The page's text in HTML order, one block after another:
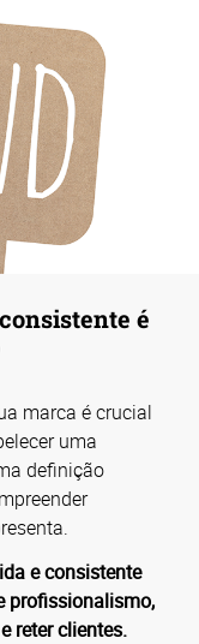
é
marca é crucial
uma
definição
e consistente
profissionalismo,
reter clientes.